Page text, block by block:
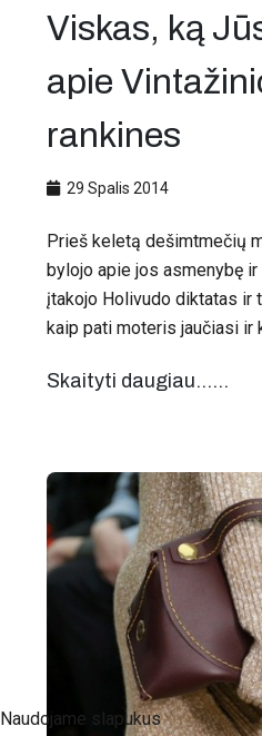
Viskas, ką
apie
rankines
29 Spalis 2014
Prieš keletą dešimtmečių
bylojo apie jos asmenybę
įtakojo Holivudo diktatas ir
kaip pati moteris jaučiasi ir
Skaityti daugiau...…
Naudojame slapukus